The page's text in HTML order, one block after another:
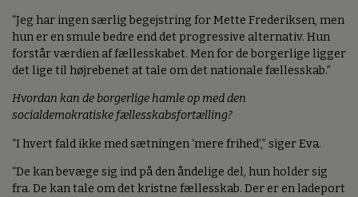
“Jeg har ingen særlig begejstring for Mette Frederiksen, men
hun er en smule bedre end det progressive alternativ. Hun
forstår værdien af fællesskabet. Men for de borgerlige ligger
det lige til højrebenet at tale om det nationale fællesskab.”
Hvordan kan de borgerlige hamle op med den
socialdemokratiske fællesskabsfortælling?
“I hvert fald ikke med sætningen ‘mere frihed’,” siger Eva.
“De kan bevæge sig ind på den åndelige del, hun holder sig
fra. De kan tale om det kristne fællesskab. Der er en ladeport